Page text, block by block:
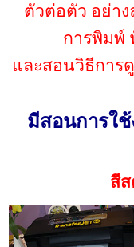
ตัวต่อตัว อย่า
การพิมพ์
และสอนวิธีการ
มีสอนการใ
สี